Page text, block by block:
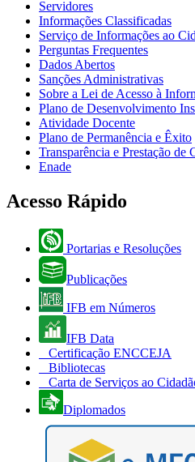
Servidores
Informações Classificadas
Serviço de Informações ao
Perguntas Frequentes
Dados Abertos
Sanções Administrativas
Sobre a Lei de Acesso à
Plano de Desenvolvimento
Atividade Docente
Plano de Permanência e Êxito
Transparência e Prestação de
Enade
Acesso Rápido
Portarias e Resoluções
Publicações
IFB em Números
IFB Data
Certificação ENCCEJA
Bibliotecas
Carta de Serviços ao
Diplomados